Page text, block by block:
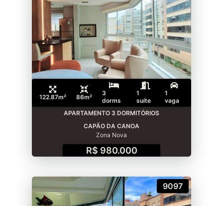
122.87m² 86m²
3
dorms
1
suíte
1
vaga
APARTAMENTO 3 DORMITÓRIOS
CAPÃO DA CANOA
Zona Nova
R$ 980.000
9097